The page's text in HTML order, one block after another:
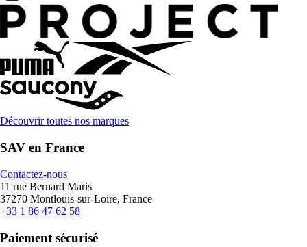
Découvrir toutes nos marques
SAV en France
Contactez-nous
11 rue Bernard Maris
37270 Montlouis-sur-Loire, France
+33 1 86 47 62 58
Paiement sécurisé